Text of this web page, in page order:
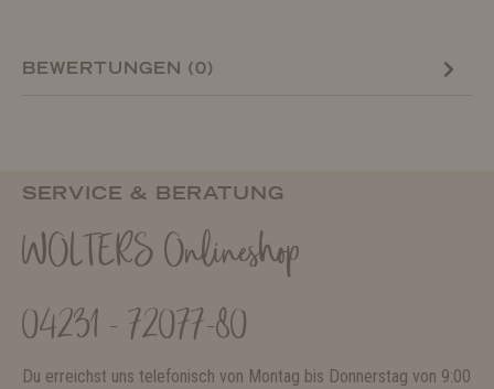
BEWERTUNGEN (0)
SERVICE & BERATUNG
WOLTERS Onlineshop
04231 - 72077-80
Du erreichst uns telefonisch von Montag bis Donnerstag von 9:00